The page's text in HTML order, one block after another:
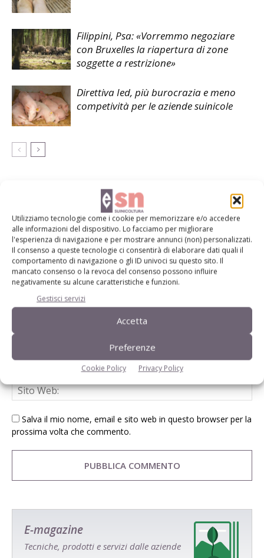
Utilizziamo tecnologie come i cookie per memorizzare e/o accedere
alle informazioni del dispositivo. Lo facciamo per migliorare
l'esperienza di navigazione e per mostrare annunci (non) personalizzati.
Il consenso a queste tecnologie ci consentirà di elaborare dati quali il
comportamento di navigazione o gli ID univoci su questo sito. Il
mancato consenso o la revoca del consenso possono influire
negativamente su alcune caratteristiche e funzioni.
Gestisci servizi
Accetta
Preferenze
Cookie Policy Privacy Policy
Filippini, Psa: «Vorremmo negoziare
con Bruxelles la riapertura di zone
soggette a restrizione»
Direttiva Ied, più burocrazia e meno
competività per le aziende suinicole
LASCIA UN COMMENTO
Salva il mio nome, email e sito web in questo browser per la
prossima volta che commento.
E-magazine
Tecniche, prodotti e servizi dalle aziende